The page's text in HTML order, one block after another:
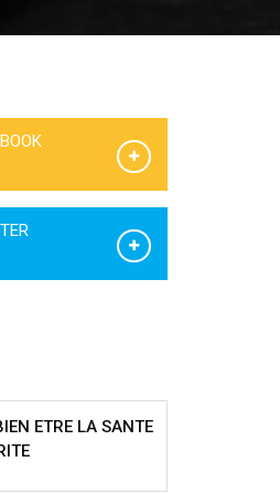
ETRE LA SANTE